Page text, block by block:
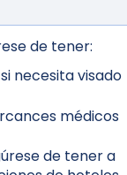
de tener:
necesita visado
médicos
de tener a